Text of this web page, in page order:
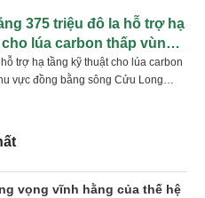
375 triệu đô la hỗ trợ hạ
lúa carbon thấp vùng
trợ hạ tầng kỹ thuật cho lúa carbon
vực đồng bằng sông Cửu Long
vọng vĩnh hằng của thế hệ